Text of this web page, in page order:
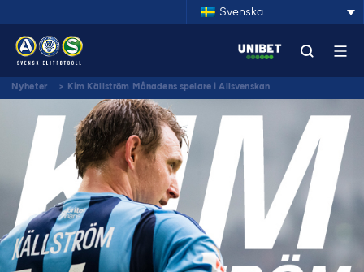
Svenska
Nyheter > Kim Källström Månadens spelare i Allsvenskan